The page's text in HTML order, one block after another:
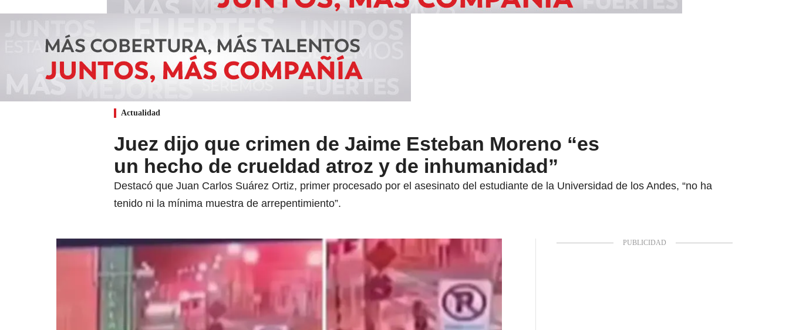
Actualidad
Juez dijo que crimen de Jaime Esteban Moreno “es
un hecho de crueldad atroz y de inhumanidad”
Destacó que Juan Carlos Suárez Ortiz, primer procesado por el asesinato del estudiante de la Universidad de los Andes, “no ha
tenido ni la mínima muestra de arrepentimiento”.